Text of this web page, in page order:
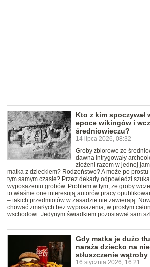
Kto z kim spoczywał
epoce wikingów i
średniowieczu?
14 lipca 2026, 08:32
Groby zbiorowe ze
dawna intrygowały
złożeni razem w jednej
matka z dzieckiem? Rodzeństwo? A może po
tym samym czasie? Przez dekady odpowiedzi
wyposażeniu grobów. Problem w tym, że groby
to właśnie one interesują autorów pracy
– takich przedmiotów w zasadzie nie zawierają.
chować zmarłych bez wyposażenia, w prostym
wschodowi. Jedynym świadkiem pozostawał sam
Gdy matka je dużo
naraża dziecko na
stłuszczenie wątroby
16 stycznia 2026, 16:21